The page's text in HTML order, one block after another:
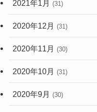
2021年1月 (31)
2020年12月 (31)
2020年11月 (30)
2020年10月 (31)
2020年9月 (30)